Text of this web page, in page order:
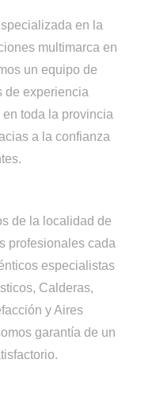
en la
multimarca en
un equipo de
de experiencia
toda la provincia
a la confianza
de la localidad de
profesionales cada
especialistas
Calderas,
y Aires
garantía de un